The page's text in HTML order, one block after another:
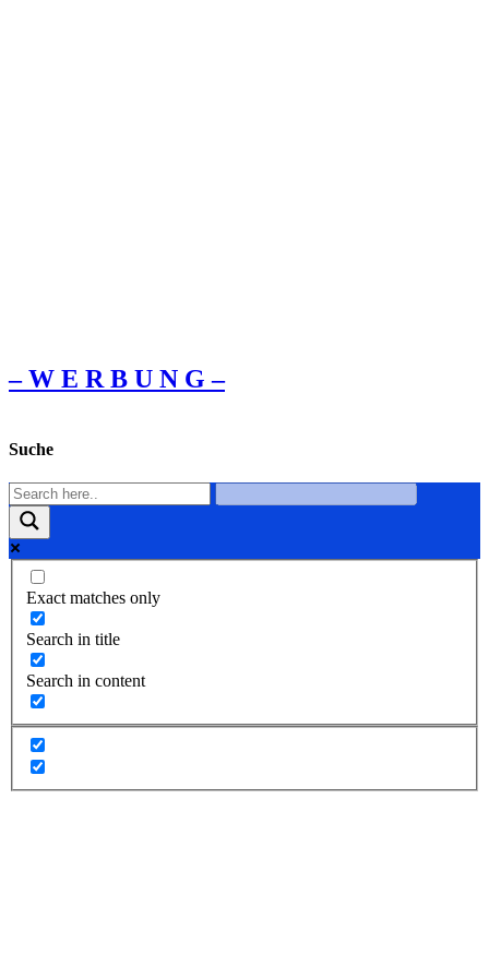
– W Ε R Β U Ν G –
Suche
Exact matches only
Search in title
Search in content